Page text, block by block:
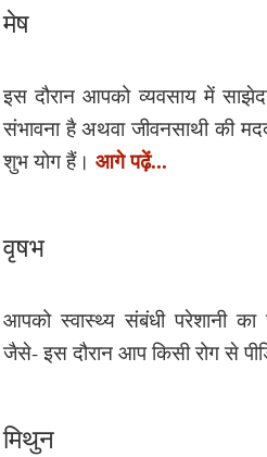
मेष
इस दौरान आपको व्यवसाय में
संभावना है अथवा जीवनसाथी की
शुभ योग हैं। आगे पढ़ें...
वृषभ
आपको स्वास्थ्य संबंधी परेशानी
जैसे- इस दौरान आप किसी रोग से
मिथुन